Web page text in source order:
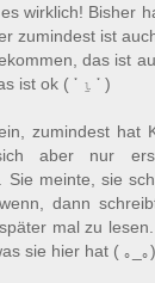
wirklich! Bisher
zumindest ist
das ist
ist ok ( ་ ⍸ ་ )
zumindest hat
aber nur
Sie meinte, sie
dann
mal zu
sie hier hat ( ｡_｡)